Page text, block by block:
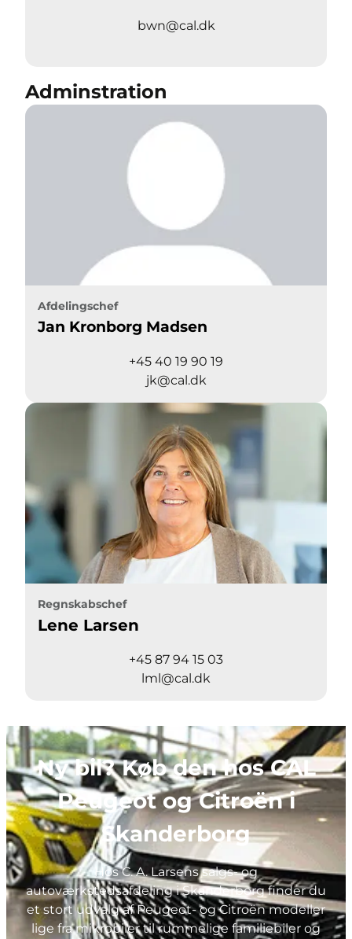
bwn@cal.dk
Adminstration
Afdelingschef
Jan Kronborg Madsen
+45 40 19 90 19
jk@cal.dk
Regnskabschef
Lene Larsen
+45 87 94 15 03
lml@cal.dk
Ny bil? Køb den hos CAL
Peugeot og Citroën i
Skanderborg
Hos C. A. Larsens salgs- og
autoværkstedsafdeling i Skanderborg finder du
et stort udvalg af Peugeot- og Citroën modeller
lige fra mikrobiler til rummelige familiebiler og